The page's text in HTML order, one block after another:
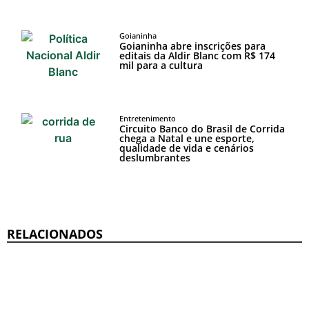
Goianinha
Goianinha abre inscrições para
editais da Aldir Blanc com R$ 174
mil para a cultura
Entretenimento
Circuito Banco do Brasil de Corrida
chega a Natal e une esporte,
qualidade de vida e cenários
deslumbrantes
RELACIONADOS